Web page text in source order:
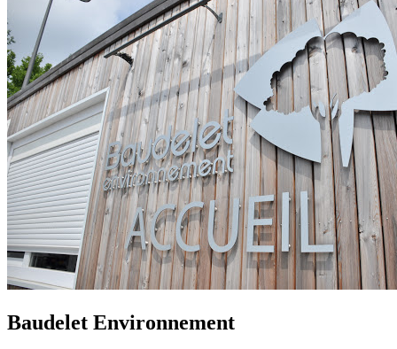
Baudelet Environnement